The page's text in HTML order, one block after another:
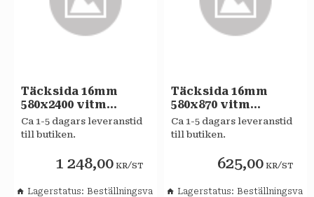
Täcksida 16mm
580x2400 vitm
Sagaköket
Ca 1-5 dagars leveranstid
till butiken.
1 248,00 KR/ST
Lagerstatus Beställningsvara
Täcksida 16mm
580x870 vitm
Sagaköket
Ca 1-5 dagars leveranstid
till butiken.
625,00 KR/ST
Lagerstatus Beställningsvara